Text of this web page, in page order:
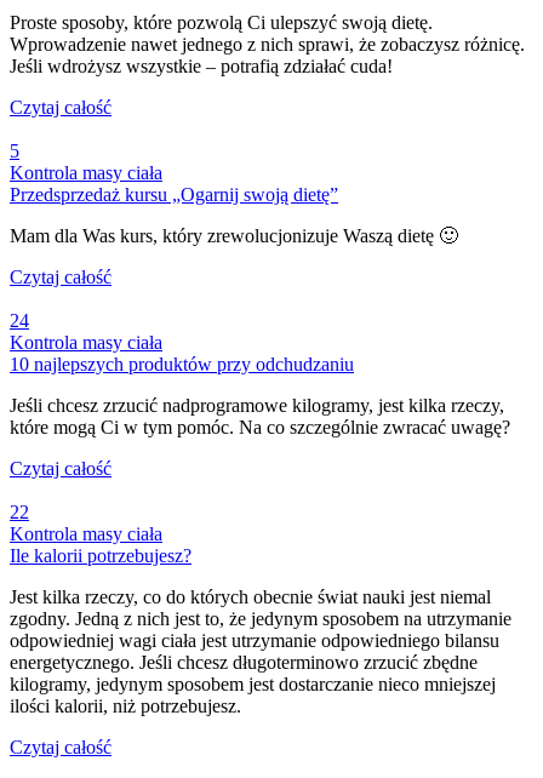
Proste sposoby, które pozwolą Ci ulepszyć swoją dietę.
Wprowadzenie nawet jednego z nich sprawi, że zobaczysz różnicę.
Jeśli wdrożysz wszystkie – potrafią zdziałać cuda!
Czytaj całość
5
Kontrola masy ciała
Przedsprzedaż kursu „Ogarnij swoją dietę”
Mam dla Was kurs, który zrewolucjonizuje Waszą dietę 🙂
Czytaj całość
24
Kontrola masy ciała
10 najlepszych produktów przy odchudzaniu
Jeśli chcesz zrzucić nadprogramowe kilogramy, jest kilka rzeczy,
które mogą Ci w tym pomóc. Na co szczególnie zwracać uwagę?
Czytaj całość
22
Kontrola masy ciała
Ile kalorii potrzebujesz?
Jest kilka rzeczy, co do których obecnie świat nauki jest niemal
zgodny. Jedną z nich jest to, że jedynym sposobem na utrzymanie
odpowiedniej wagi ciała jest utrzymanie odpowiedniego bilansu
energetycznego. Jeśli chcesz długoterminowo zrzucić zbędne
kilogramy, jedynym sposobem jest dostarczanie nieco mniejszej
ilości kalorii, niż potrzebujesz.
Czytaj całość